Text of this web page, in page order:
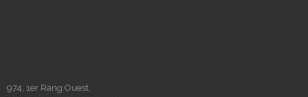
974, 1er Rang Ouest,